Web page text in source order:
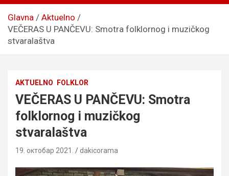
Glavna
Aktuelno
VEČERAS U PANČEVU: Smotra folklornog i muzičkog
stvaralaštva
AKTUELNO FOLKLOR
VEČERAS U PANČEVU: Smotra
folklornog i muzičkog
stvaralaštva
19. октобар 2021. dakicorama